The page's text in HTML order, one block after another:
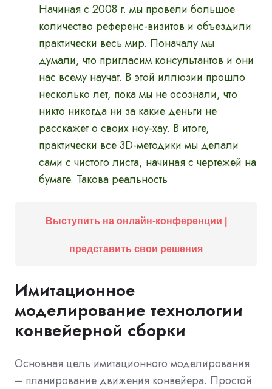
Начиная с 2008 г. мы провели большое
количество референс-визитов и объездили
практически весь мир. Поначалу мы
думали, что пригласим консультантов и они
нас всему научат. В этой иллюзии прошло
несколько лет, пока мы не осознали, что
никто никогда ни за какие деньги не
расскажет о своих ноу-хау. В итоге,
практически все 3D-методики мы делали
сами с чистого листа, начиная с чертежей на
бумаге. Такова реальность
Выступить на онлайн-конференции |
представить свои решения
Имитационное
моделирование технологии
конвейерной сборки
Основная цель имитационного моделирования
– планирование движения конвейера. Простой